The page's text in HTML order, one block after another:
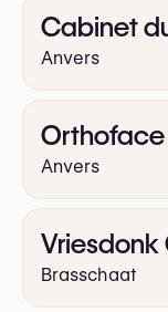
Cabinet
Anvers
Orthoface
Anvers
Vriesdonk
Brasschaat